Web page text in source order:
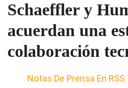
Schaeffler y
acuerdan una
colaboración
Notas De Prensa En RSS